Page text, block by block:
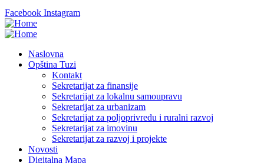
Facebook Instagram
Naslovna
Opština Tuzi
Kontakt
Sekretarijat za finansije
Sekretarijat za lokalnu samoupravu
Sekretarijat za urbanizam
Sekretarijat za poljoprivredu i ruralni razvoj
Sekretarijat za imovinu
Sekretarijat za razvoj i projekte
Novosti
Digitalna Mapa